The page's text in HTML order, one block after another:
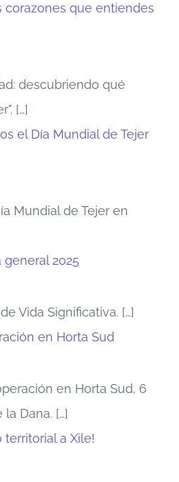
corazones que entiendes
descubriendo qué
[…]
el Día Mundial de Tejer
Mundial de Tejer en
2025
Vida Significativa. […]
en Horta Sud
en Horta Sud, 6
la Dana. […]
territorial a Xile!